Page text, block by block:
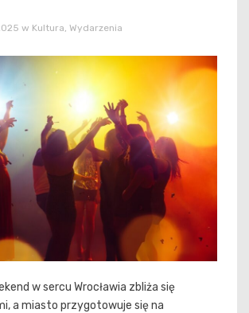
w Kultura Wydarzenia
w sercu Wrocławia zbliża się
a miasto przygotowuje się na